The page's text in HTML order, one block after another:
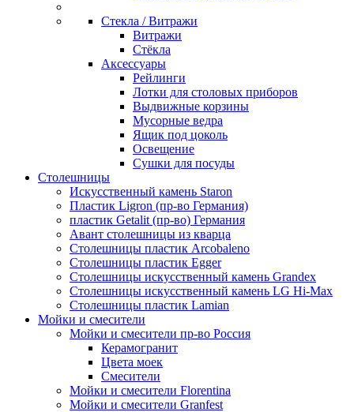
Стекла / Витражи
Витражи
Стёкла
Аксессуары
Рейлинги
Лотки для столовых приборов
Выдвижные корзины
Мусорные ведра
Ящик под цоколь
Освещение
Сушки для посуды
Столешницы
Искусственный камень Staron
Пластик Ligron (пр-во Германия)
пластик Getalit (пр-во) Германия
Авант столешницы из кварца
Столешницы пластик Arcobaleno
Столешницы пластик Egger
Столешницы искусственный камень Grandex
Столешницы искусственный камень LG Hi-Max
Столешницы пластик Lamian
Мойки и смесители
Мойки и смесители пр-во Россия
Керамогранит
Цвета моек
Смесители
Мойки и смесители Florentina
Мойки и смесители Granfest